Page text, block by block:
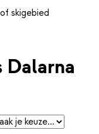
Dalarna